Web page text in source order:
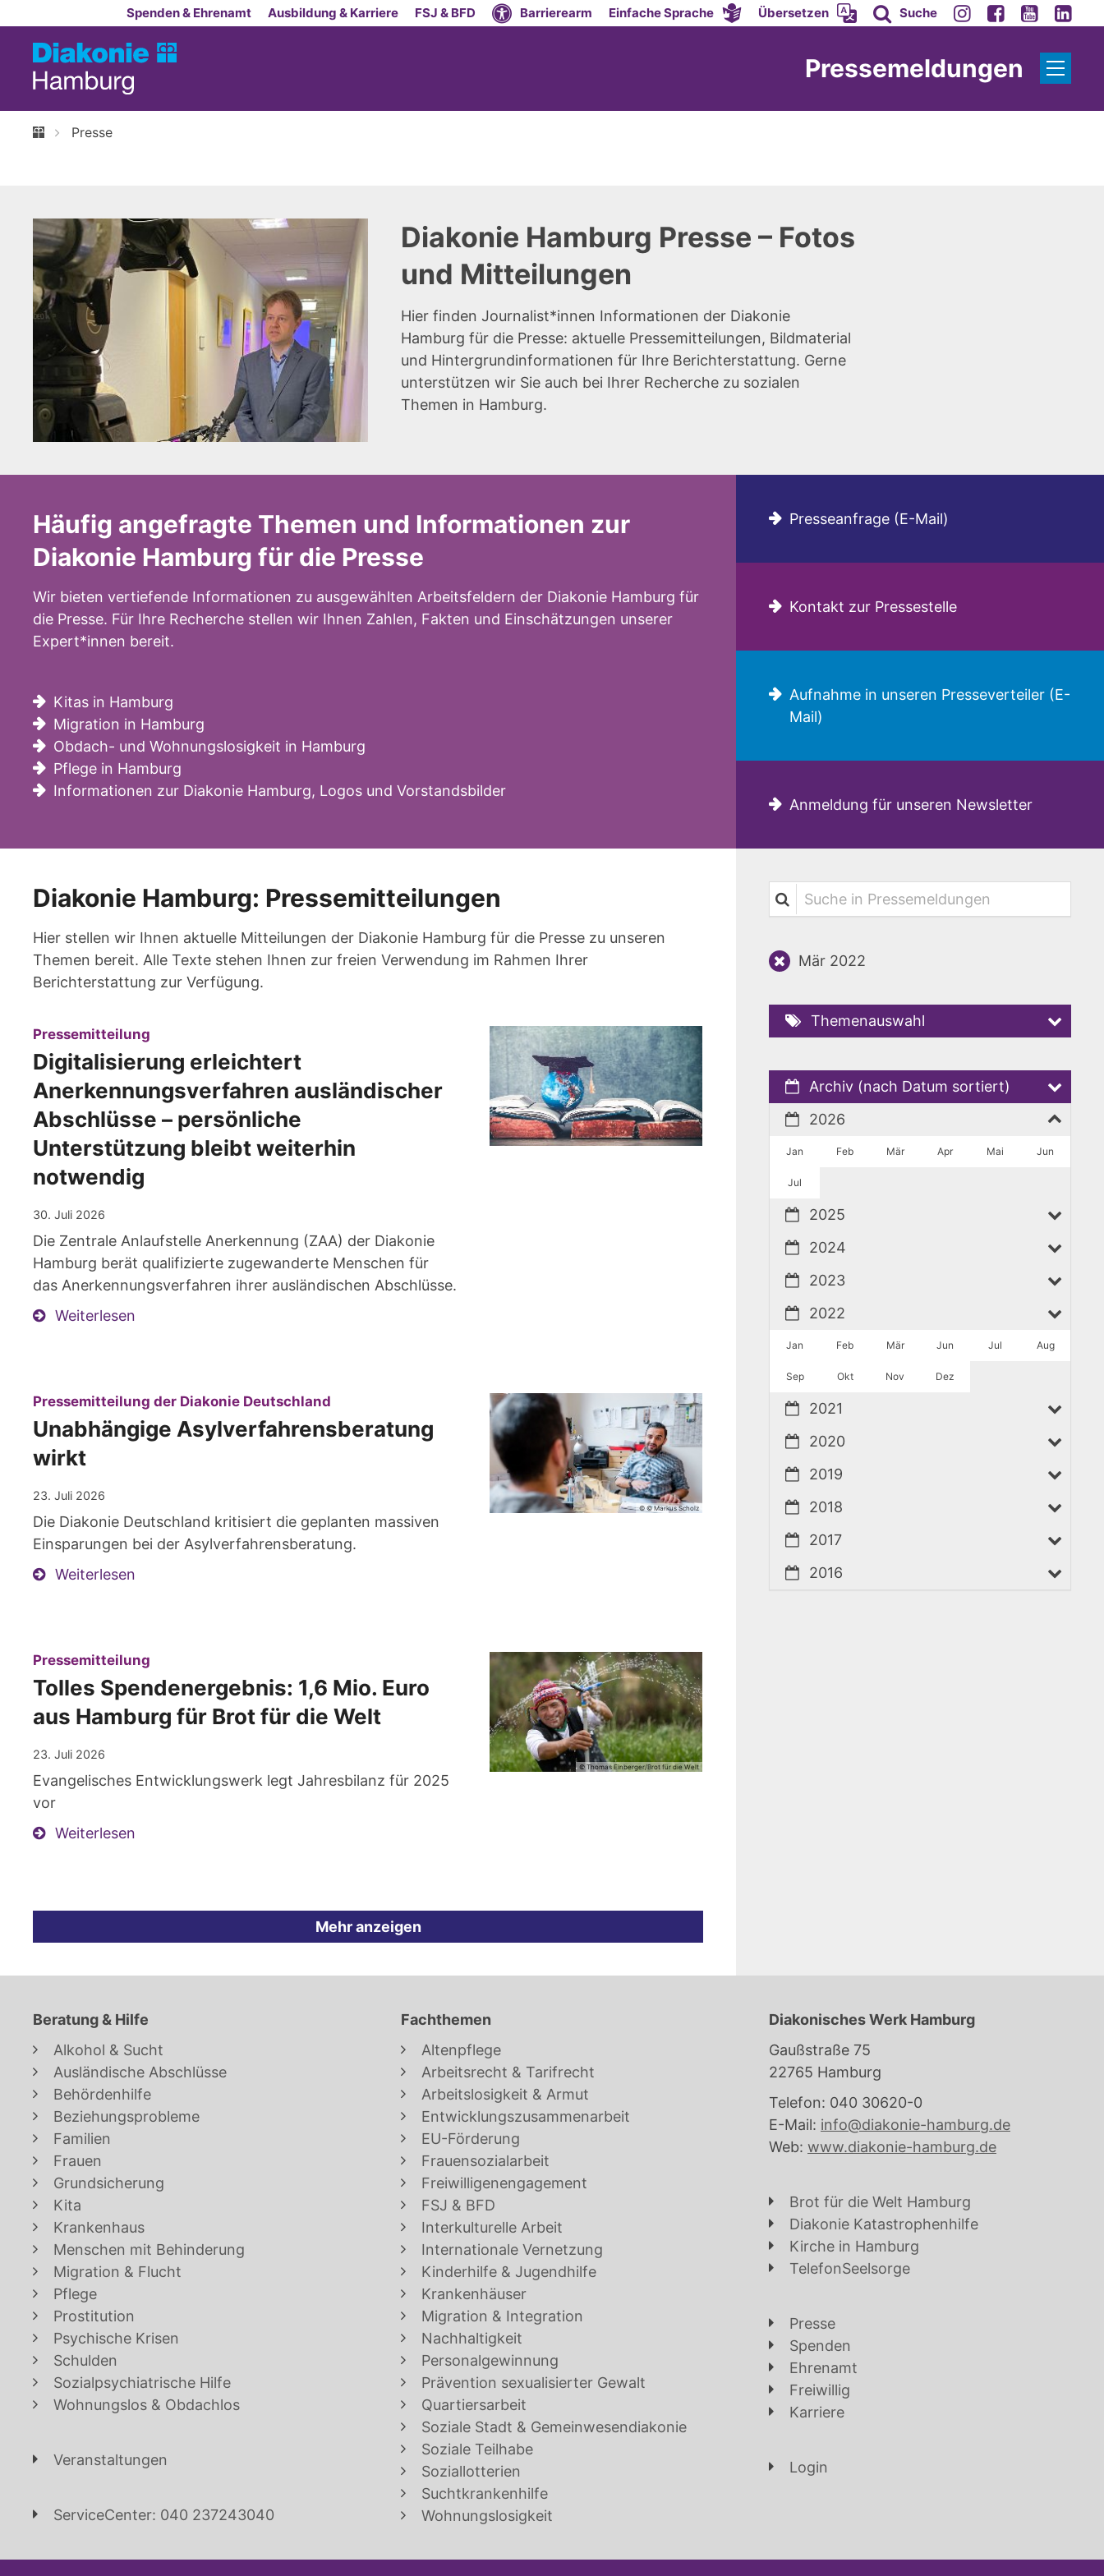
Zum Inhalt springenSpenden & Ehrenamt Ausbildung & Karriere FSJ & BFD Barrierearm Einfache Sprache Übersetzen Suche
Pressemeldungen
Presse
Diakonie Hamburg Presse – Fotos
und Mitteilungen
Hier finden Journalist*innen Informationen der Diakonie
Hamburg für die Presse: aktuelle Pressemitteilungen, Bildmaterial
und Hintergrundinformationen für Ihre Berichterstattung. Gerne
unterstützen wir Sie auch bei Ihrer Recherche zu sozialen
Themen in Hamburg.
Häufig angefragte Themen und Informationen zur
Diakonie Hamburg für die Presse
Wir bieten vertiefende Informationen zu ausgewählten Arbeitsfeldern der Diakonie Hamburg für
die Presse. Für Ihre Recherche stellen wir Ihnen Zahlen, Fakten und Einschätzungen unserer
Expert*innen bereit.
Kitas in Hamburg
Migration in Hamburg
Obdach- und Wohnungslosigkeit in Hamburg
Pflege in Hamburg
Informationen zur Diakonie Hamburg, Logos und Vorstandsbilder
Presseanfrage (E-Mail)
Kontakt zur Pressestelle
Aufnahme in unseren Presseverteiler (E-
Mail)
Anmeldung für unseren Newsletter
Diakonie Hamburg: Pressemitteilungen
Hier stellen wir Ihnen aktuelle Mitteilungen der Diakonie Hamburg für die Presse zu unseren
Themen bereit. Alle Texte stehen Ihnen zur freien Verwendung im Rahmen Ihrer
Berichterstattung zur Verfügung.
Pressemitteilung
Digitalisierung erleichtert
Anerkennungsverfahren ausländischer
Abschlüsse – persönliche
Unterstützung bleibt weiterhin
notwendig
30. Juli 2026
Die Zentrale Anlaufstelle Anerkennung (ZAA) der Diakonie
Hamburg berät qualifizierte zugewanderte Menschen für
das Anerkennungsverfahren ihrer ausländischen Abschlüsse.
Weiterlesen
© © Markus Scholz
Pressemitteilung der Diakonie Deutschland
Unabhängige Asylverfahrensberatung
wirkt
23. Juli 2026
Die Diakonie Deutschland kritisiert die geplanten massiven
Einsparungen bei der Asylverfahrensberatung.
Weiterlesen
© Thomas Einberger/Brot für die Welt
Pressemitteilung
Tolles Spendenergebnis: 1,6 Mio. Euro
aus Hamburg für Brot für die Welt
23. Juli 2026
Evangelisches Entwicklungswerk legt Jahresbilanz für 2025
vor
Weiterlesen
Mehr anzeigen
Suche in Pressemeldungen
Mär 2022
Themenauswahl
Archiv (nach Datum sortiert)
2026
Jan Feb Mär Apr Mai Jun
Jul
2025
2024
2023
2022
Jan Feb Mär Jun Jul Aug
Sep Okt Nov Dez
2021
2020
2019
2018
2017
2016
Beratung & Hilfe
Alkohol & Sucht
Ausländische Abschlüsse
Behördenhilfe
Beziehungsprobleme
Familien
Frauen
Grundsicherung
Kita
Krankenhaus
Menschen mit Behinderung
Migration & Flucht
Pflege
Prostitution
Psychische Krisen
Schulden
Sozialpsychiatrische Hilfe
Wohnungslos & Obdachlos
Veranstaltungen
ServiceCenter: 040 237243040
Fachthemen
Altenpflege
Arbeitsrecht & Tarifrecht
Arbeitslosigkeit & Armut
Entwicklungszusammenarbeit
EU-Förderung
Frauensozialarbeit
Freiwilligenengagement
FSJ & BFD
Interkulturelle Arbeit
Internationale Vernetzung
Kinderhilfe & Jugendhilfe
Krankenhäuser
Migration & Integration
Nachhaltigkeit
Personalgewinnung
Prävention sexualisierter Gewalt
Quartiersarbeit
Soziale Stadt & Gemeinwesendiakonie
Soziale Teilhabe
Soziallotterien
Suchtkrankenhilfe
Wohnungslosigkeit
Diakonisches Werk Hamburg
Gaußstraße 75
22765 Hamburg
Telefon: 040 30620-0
E-Mail: info@diakonie-hamburg.de
Web: www.diakonie-hamburg.de
Brot für die Welt Hamburg
Diakonie Katastrophenhilfe
Kirche in Hamburg
TelefonSeelsorge
Presse
Spenden
Ehrenamt
Freiwillig
Karriere
Login